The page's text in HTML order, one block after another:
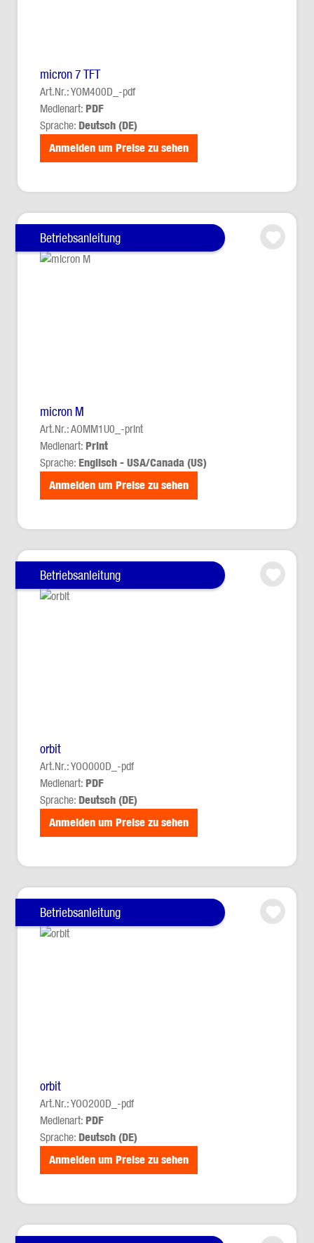
micron 7 TFT
Art.Nr.: YOM400D_-pdf
Medienart: PDF
Sprache: Deutsch (DE)
Anmelden um Preise zu sehen
Betriebsanleitung
micron M
Art.Nr.: AOMM1U0_-print
Medienart: Print
Sprache: Englisch - USA/Canada (US)
Anmelden um Preise zu sehen
Betriebsanleitung
orbit
Art.Nr.: YOO000D_-pdf
Medienart: PDF
Sprache: Deutsch (DE)
Anmelden um Preise zu sehen
Betriebsanleitung
orbit
Art.Nr.: YOO200D_-pdf
Medienart: PDF
Sprache: Deutsch (DE)
Anmelden um Preise zu sehen